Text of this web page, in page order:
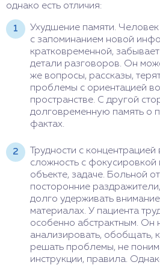
однако есть отличия:
Ухудшение памяти.
с запоминанием новой
кратковременной,
детали разговоров. Он
же вопросы, рассказы,
проблемы с ориентацией
пространстве. С другой
долговременную память о
фактах.
Трудности с
сложность с фокусировкой
объекте, задаче. Больной
посторонние
долго удерживать
материалах. У пациента
особенно абстрактным. Он
анализировать, обобщать,
решать проблемы, не
инструкции, правила.